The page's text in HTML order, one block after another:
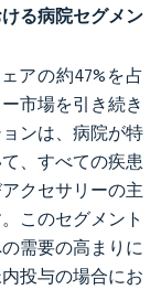
る病院セグメン
アの約47%を占
市場を引き続き
ンは、病院が特
、すべての疾患
クセサリーの主
このセグメント
需要の高まりに
投与の場合にお